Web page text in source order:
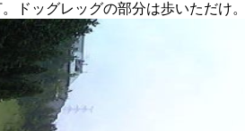
ドッグレッグの部分は歩いただけ。